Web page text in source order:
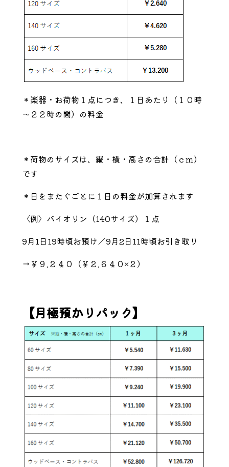
＊楽器・お荷物１点につき、１日あたり（１０時
～２２時の間）の料金
＊荷物のサイズは、縦・横・高さの合計（ｃｍ）
です
＊日をまたぐごとに１日の料金が加算されます
〈例〉バイオリン（140サイズ）１点
9月1日19時頃お預け／9月2日11時頃お引き取り
→￥９.２４０（￥２.６４０×２）
【月極預かりパック】